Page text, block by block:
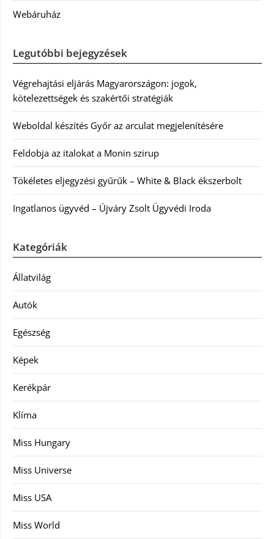
Webáruház
Legutóbbi bejegyzések
Végrehajtási eljárás Magyarországon: jogok,
kötelezettségek és szakértői stratégiák
Weboldal készítés Győr az arculat megjelenítésére
Feldobja az italokat a Monin szirup
Tökéletes eljegyzési gyűrűk – White & Black ékszerbolt
Ingatlanos ügyvéd – Újváry Zsolt Ügyvédi Iroda
Kategóriák
Állatvilág
Autók
Egészség
Képek
Kerékpár
Klíma
Miss Hungary
Miss Universe
Miss USA
Miss World